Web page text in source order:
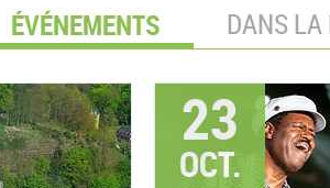
ÉVÉNEMENTS DANS LA
23
OCT.